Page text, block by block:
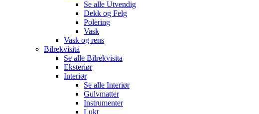
Se alle Utvendig
Dekk og Felg
Polering
Vask
Vask og rens
Bilrekvisita
Se alle Bilrekvisita
Eksteriør
Interiør
Se alle Interiør
Gulvmatter
Instrumenter
Lukt